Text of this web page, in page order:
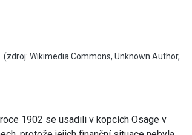
Wikimedia Commons, Unknown Author,
1902 se usadili v kopcích Osage v